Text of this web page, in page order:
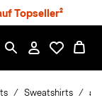
Topseller²
Sweatshirts